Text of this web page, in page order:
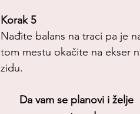
Korak 5
Nađite balans na traci pa je
tom mestu okačite na ekser
zidu.
Da vam se planovi i želje